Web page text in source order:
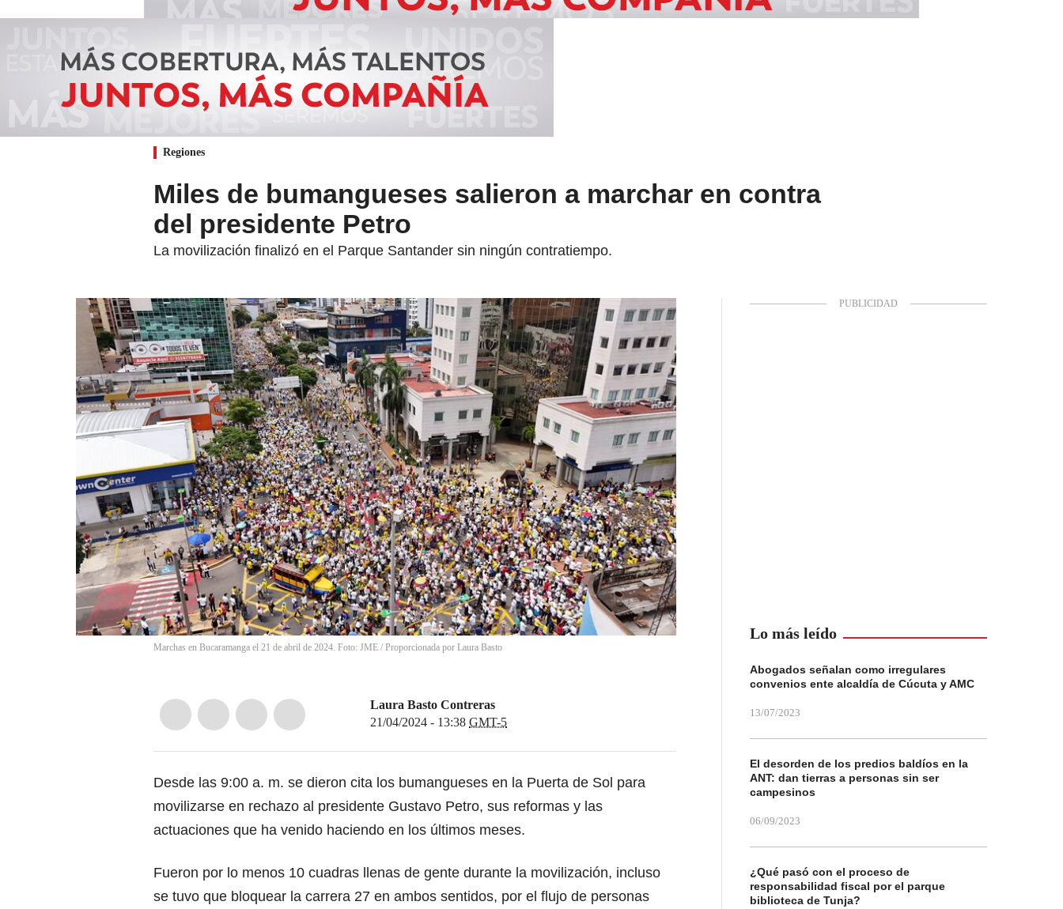
Regiones
Miles de bumangueses salieron a marchar en contra
del presidente Petro
La movilización finalizó en el Parque Santander sin ningún contratiempo.
Marchas en Bucaramanga el 21 de abril de 2024. Foto: JME / Proporcionada por Laura Basto
Laura Basto Contreras
21/04/2024 - 13:38 GMT-5
Desde las 9:00 a. m. se dieron cita los bumangueses en la Puerta de Sol para
movilizarse en rechazo al presidente Gustavo Petro, sus reformas y las
actuaciones que ha venido haciendo en los últimos meses.
Fueron por lo menos 10 cuadras llenas de gente durante la movilización, incluso
se tuvo que bloquear la carrera 27 en ambos sentidos, por el flujo de personas
Lo más leído
Abogados señalan como irregulares
convenios ente alcaldía de Cúcuta y AMC
13/07/2023
El desorden de los predios baldíos en la
ANT: dan tierras a personas sin ser
campesinos
06/09/2023
¿Qué pasó con el proceso de
responsabilidad fiscal por el parque
biblioteca de Tunja?